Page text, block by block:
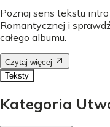
Poznaj sens tekstu
Romantycznej i
całego albumu.
Czytaj więcej
Teksty
Kategoria